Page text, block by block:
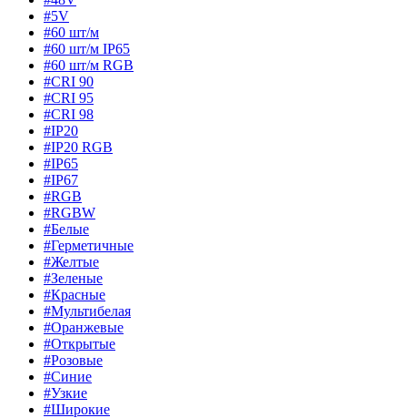
#5V
#60 шт/м
#60 шт/м IP65
#60 шт/м RGB
#CRI 90
#CRI 95
#CRI 98
#IP20
#IP20 RGB
#IP65
#IP67
#RGB
#RGBW
#Белые
#Герметичные
#Желтые
#Зеленые
#Красные
#Мультибелая
#Оранжевые
#Открытые
#Розовые
#Синие
#Узкие
#Широкие